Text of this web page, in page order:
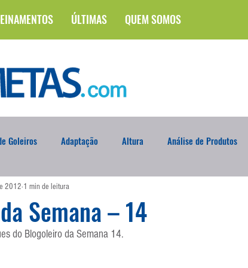
ÚLTIMAS QUEM SOMOS
Goleiros Adaptação Altura Análise de Produtos
Brasileirão
Curso Defesa da Semana
Semana – 14
2012 1 min de leitura
do Blogoleiro da Semana 14.